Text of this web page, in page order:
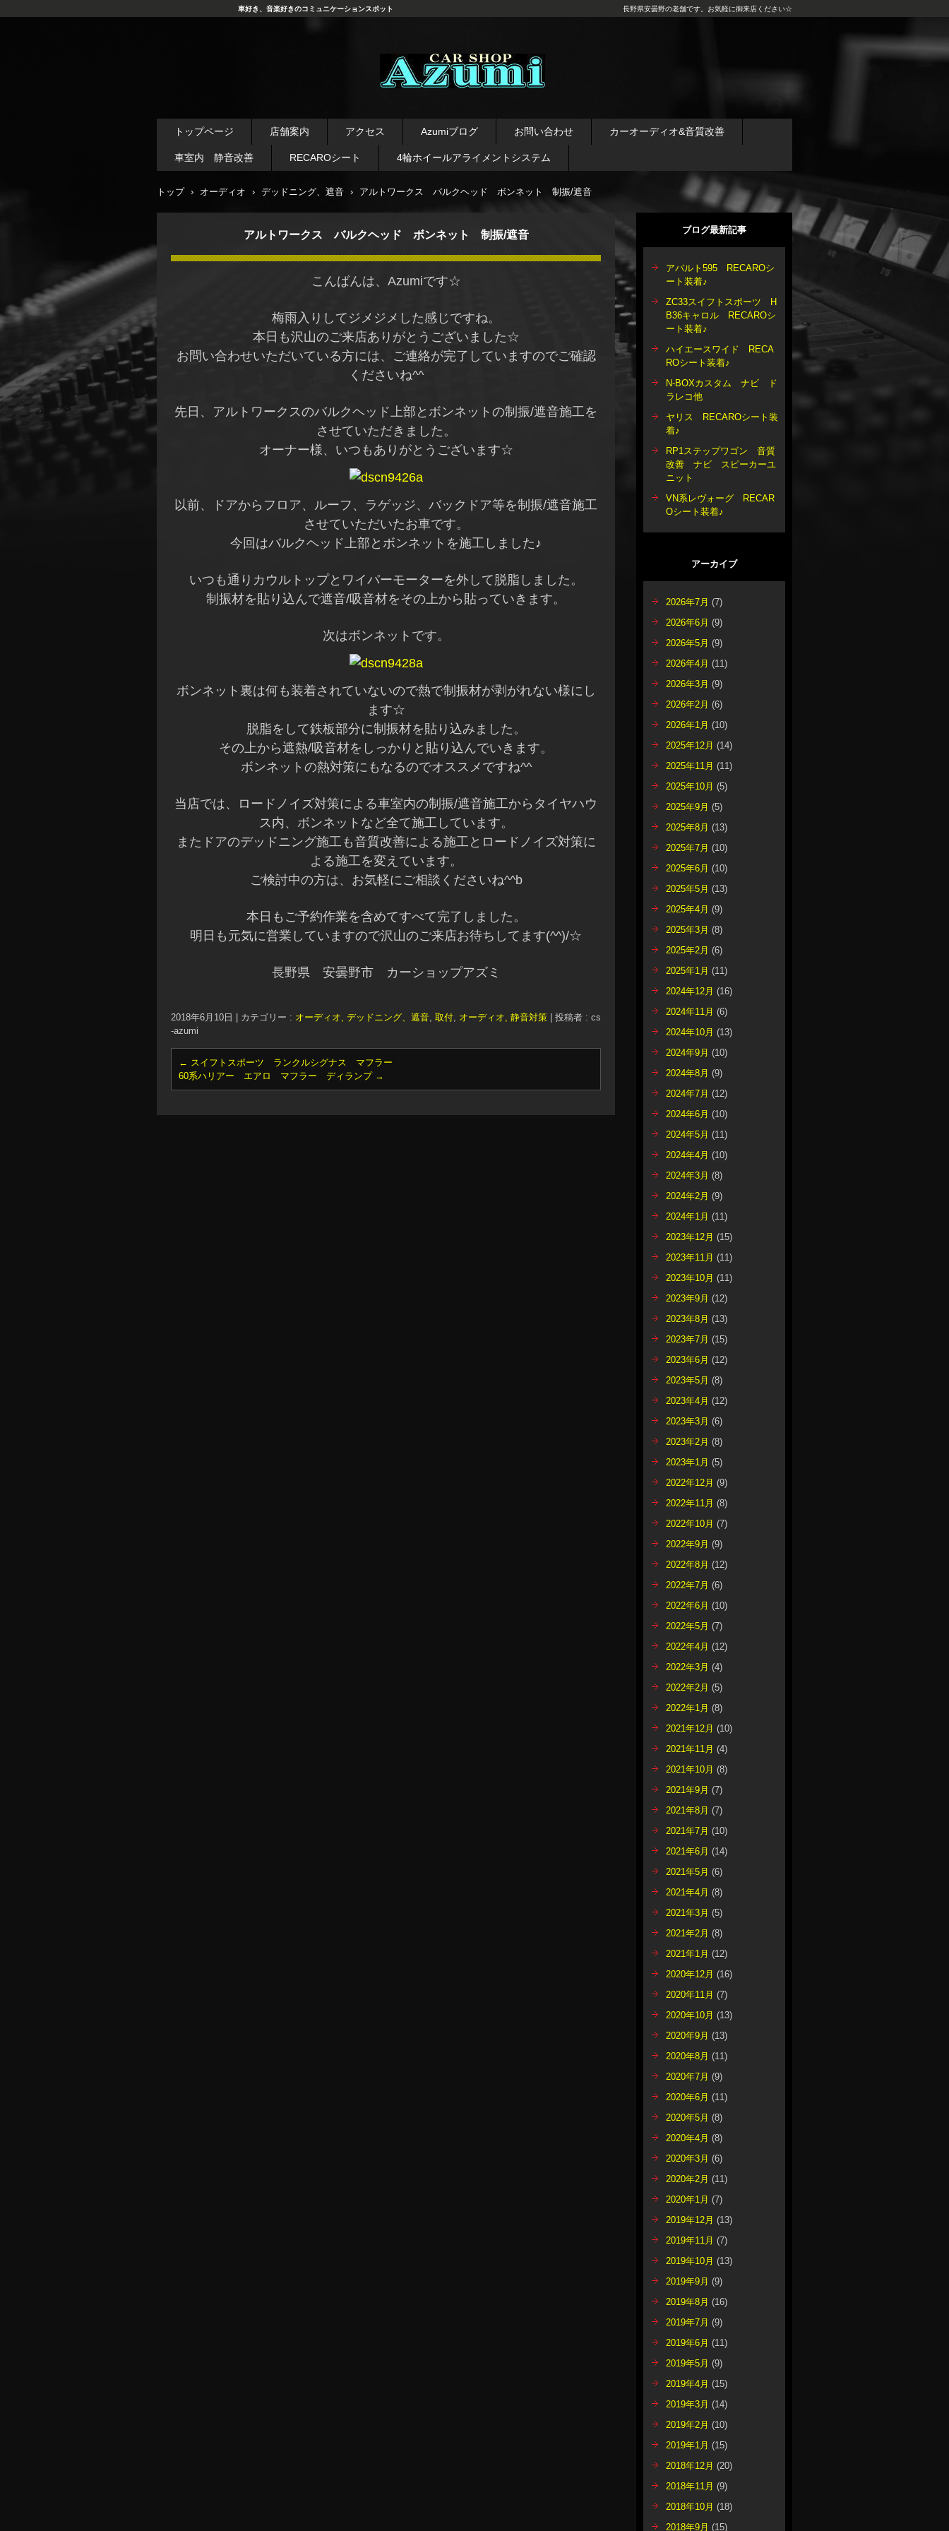
イール デッドニング カーオ
ーディオ レカロシート
車好き、音楽好きのコミュニケーションスポット 長野県安曇野の老舗です。お気軽に御来店ください☆
トップページ 店舗案内 アクセス Azumiブログ お問い合わせ カーオーディオ&音質改善
車室内 静音改善 RECAROシート 4輪ホイールアライメントシステム
トップ › オーディオ › デッドニング、遮音 › アルトワークス バルクヘッド ボンネット 制振/遮音
アルトワークス バルクヘッド ボンネット 制振/遮音
こんばんは、Azumiです☆
梅雨入りしてジメジメした感じですね。
本日も沢山のご来店ありがとうございました☆
お問い合わせいただいている方には、ご連絡が完了していますのでご確認
くださいね^^
先日、アルトワークスのバルクヘッド上部とボンネットの制振/遮音施工を
させていただきました。
オーナー様、いつもありがとうございます☆
以前、ドアからフロア、ルーフ、ラゲッジ、バックドア等を制振/遮音施工
させていただいたお車です。
今回はバルクヘッド上部とボンネットを施工しました♪
いつも通りカウルトップとワイパーモーターを外して脱脂しました。
制振材を貼り込んで遮音/吸音材をその上から貼っていきます。
次はボンネットです。
ボンネット裏は何も装着されていないので熱で制振材が剥がれない様にし
ます☆
脱脂をして鉄板部分に制振材を貼り込みました。
その上から遮熱/吸音材をしっかりと貼り込んでいきます。
ボンネットの熱対策にもなるのでオススメですね^^
当店では、ロードノイズ対策による車室内の制振/遮音施工からタイヤハウ
ス内、ボンネットなど全て施工しています。
またドアのデッドニング施工も音質改善による施工とロードノイズ対策に
よる施工を変えています。
ご検討中の方は、お気軽にご相談くださいね^^b
本日もご予約作業を含めてすべて完了しました。
明日も元気に営業していますので沢山のご来店お待ちしてます(^^)/☆
長野県 安曇野市 カーショップアズミ
2018年6月10日 カテゴリー : オーディオ, デッドニング、遮音, 取付, オーディオ, 静音対策
投稿者 : cs
-azumi
← スイフトスポーツ ランクルシグナス マフラー
60系ハリアー エアロ マフラー ディランプ →
ブログ最新記事
アバルト595 RECAROシ
ート装着♪
ZC33スイフトスポーツ H
B36キャロル RECAROシ
ート装着♪
ハイエースワイド RECA
ROシート装着♪
N-BOXカスタム ナビ ド
ラレコ他
ヤリス RECAROシート装
着♪
RP1ステップワゴン 音質
改善 ナビ スピーカーユ
ニット
VN系レヴォーグ RECAR
Oシート装着♪
アーカイブ
2026年7月 (7)
2026年6月 (9)
2026年5月 (9)
2026年4月 (11)
2026年3月 (9)
2026年2月 (6)
2026年1月 (10)
2025年12月 (14)
2025年11月 (11)
2025年10月 (5)
2025年9月 (5)
2025年8月 (13)
2025年7月 (10)
2025年6月 (10)
2025年5月 (13)
2025年4月 (9)
2025年3月 (8)
2025年2月 (6)
2025年1月 (11)
2024年12月 (16)
2024年11月 (6)
2024年10月 (13)
2024年9月 (10)
2024年8月 (9)
2024年7月 (12)
2024年6月 (10)
2024年5月 (11)
2024年4月 (10)
2024年3月 (8)
2024年2月 (9)
2024年1月 (11)
2023年12月 (15)
2023年11月 (11)
2023年10月 (11)
2023年9月 (12)
2023年8月 (13)
2023年7月 (15)
2023年6月 (12)
2023年5月 (8)
2023年4月 (12)
2023年3月 (6)
2023年2月 (8)
2023年1月 (5)
2022年12月 (9)
2022年11月 (8)
2022年10月 (7)
2022年9月 (9)
2022年8月 (12)
2022年7月 (6)
2022年6月 (10)
2022年5月 (7)
2022年4月 (12)
2022年3月 (4)
2022年2月 (5)
2022年1月 (8)
2021年12月 (10)
2021年11月 (4)
2021年10月 (8)
2021年9月 (7)
2021年8月 (7)
2021年7月 (10)
2021年6月 (14)
2021年5月 (6)
2021年4月 (8)
2021年3月 (5)
2021年2月 (8)
2021年1月 (12)
2020年12月 (16)
2020年11月 (7)
2020年10月 (13)
2020年9月 (13)
2020年8月 (11)
2020年7月 (9)
2020年6月 (11)
2020年5月 (8)
2020年4月 (8)
2020年3月 (6)
2020年2月 (11)
2020年1月 (7)
2019年12月 (13)
2019年11月 (7)
2019年10月 (13)
2019年9月 (9)
2019年8月 (16)
2019年7月 (9)
2019年6月 (11)
2019年5月 (9)
2019年4月 (15)
2019年3月 (14)
2019年2月 (10)
2019年1月 (15)
2018年12月 (20)
2018年11月 (9)
2018年10月 (18)
2018年9月 (15)